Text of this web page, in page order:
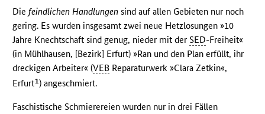
Diefeindlichen Handlungen sind auf allen Gebieten nur noch
gering. Es wurden insgesamt zwei neue Hetzlosungen »10
Jahre Knechtschaft sind genug, nieder mit derSED-Freiheit«
(in Mühlhausen, [Bezirk] Erfurt) »Ran und den Plan erfüllt, ihr
dreckigen Arbeiter« (VEB Reparaturwerk »Clara Zetkin«,
Erfurt1) angeschmiert.
Faschistische Schmierereien wurden nur in drei Fällen